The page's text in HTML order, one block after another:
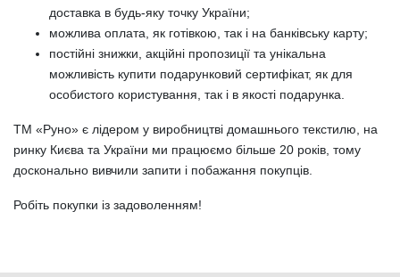
доставка в будь-яку точку України;
можлива оплата, як готівкою, так і на банківську карту;
постійні знижки, акційні пропозиції та унікальна
можливість купити подарунковий сертифікат, як для
особистого користування, так і в якості подарунка.
ТМ «Руно» є лідером у виробництві домашнього текстилю, на
ринку Києва та України ми працюємо більше 20 років, тому
досконально вивчили запити і побажання покупців.
Робіть покупки із задоволенням!